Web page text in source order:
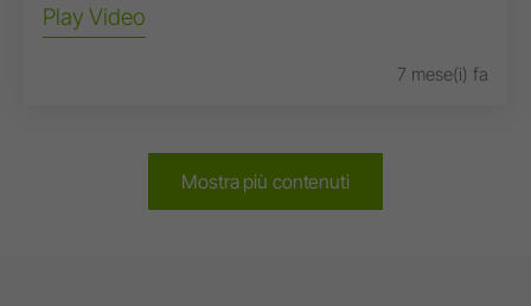
Play Video
7 mese(i) fa
Mostra più contenuti